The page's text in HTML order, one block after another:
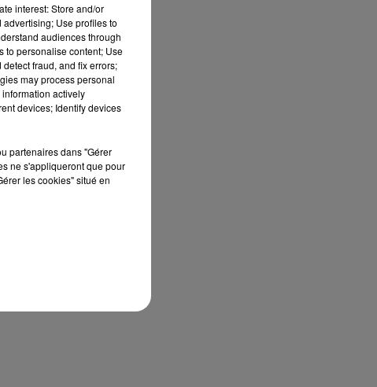
interest: Store and/or
Use profiles to
audiences through
to personalise content; Use
fraud, and fix errors;
may process personal
actively
devices; Identify devices
partenaires dans "Gérer
ne s'appliqueront que pour
les cookies" situé en